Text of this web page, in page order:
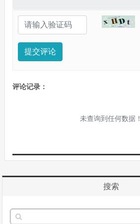
提交评论
评论记录：
未查询到任何数据！
搜索